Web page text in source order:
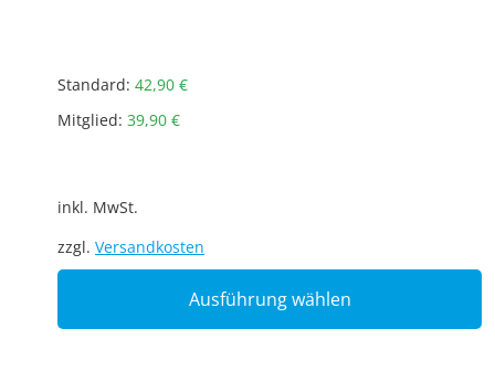
Standard: 42,90 €
Mitglied: 39,90 €
inkl. MwSt.
zzgl. Versandkosten
Ausführung wählen